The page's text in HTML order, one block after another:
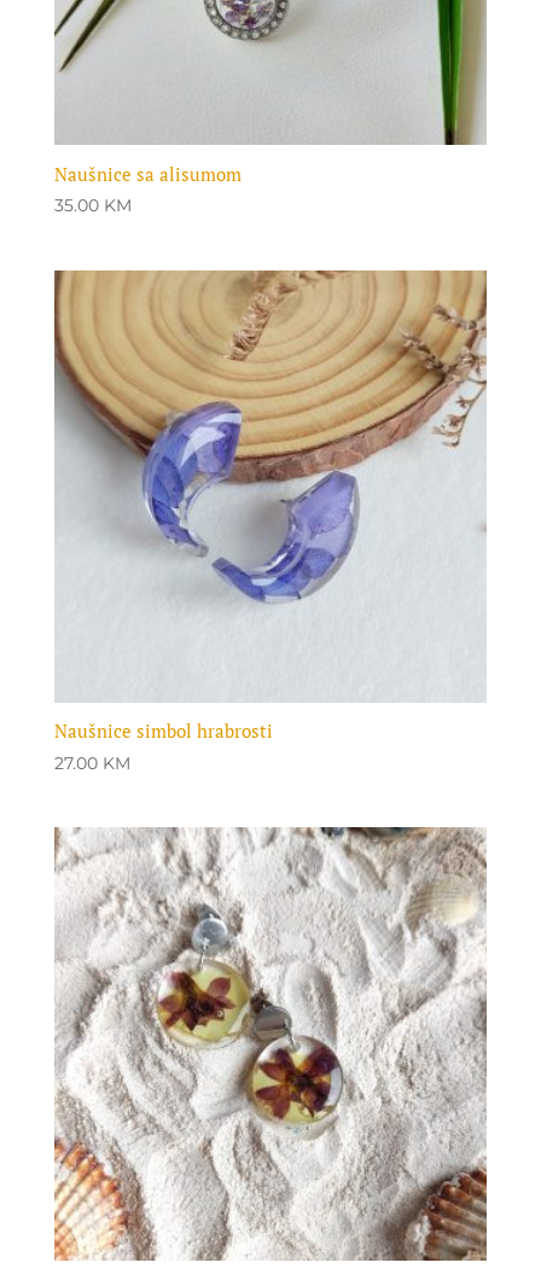
Naušnice sa alisumom
35.00 KM
Naušnice simbol hrabrosti
27.00 KM